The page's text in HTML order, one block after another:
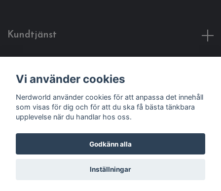
Kundtjänst
Sociala medier
© 2026 Nerdworld
Vi använder cookies
Nerdworld använder cookies för att anpassa det innehåll
som visas för dig och för att du ska få bästa tänkbara
upplevelse när du handlar hos oss.
Godkänn alla
Inställningar